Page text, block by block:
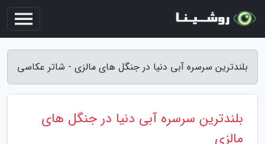
بلندترین سرسره آبی دنیا در جنگل های مالزی - شاتر عکاسی
بلندترین سرسره آبی دنیا در جنگل های
مالزی